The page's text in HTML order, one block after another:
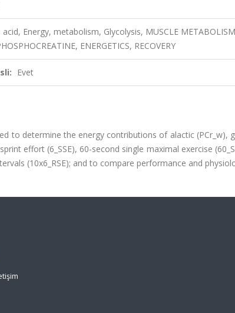
acid, Energy, metabolism, Glycolysis, MUSCLE
ENERGETICS, RECOVERY
Evet
to determine the energy contributions of alactic (PCr_w),
effort (6_SSE), 60-second single maximal exercise
(10x6_RSE); and to compare performance and